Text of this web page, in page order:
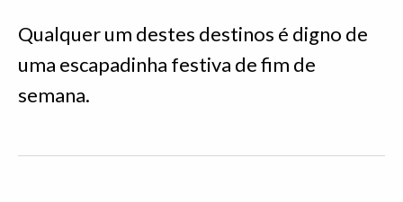
Qualquer um destes destinos é digno de
uma escapadinha festiva de fim de
semana.